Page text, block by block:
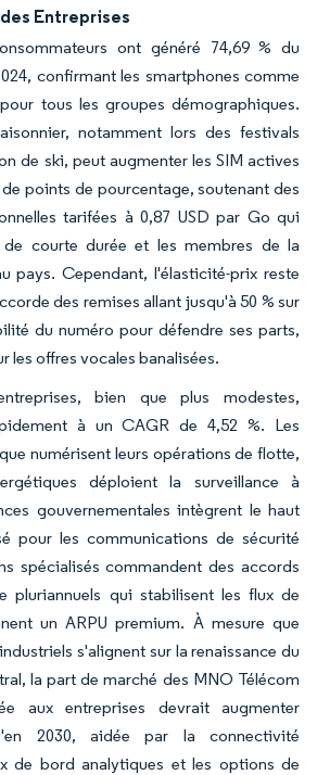
Entreprises
ont généré 74,69 % du
confirmant les smartphones comme
tous les groupes démographiques.
notamment lors des festivals
de ski, peut augmenter les SIM actives
points de pourcentage, soutenant des
tarifées à 0,87 USD par Go qui
courte durée et les membres de la
pays. Cependant, l'élasticité-prix reste
des remises allant jusqu'à 50 % sur
du numéro pour défendre ses parts,
les offres vocales banalisées.
bien que plus modestes,
à un CAGR de 4,52 %. Les
numérisent leurs opérations de flotte,
déploient la surveillance à
gouvernementales intègrent le haut
pour les communications de sécurité
spécialisés commandent des accords
pluriannuels qui stabilisent les flux de
un ARPU premium. À mesure que
s'alignent sur la renaissance du
la part de marché des MNO Télécom
aux entreprises devrait augmenter
2030, aidée par la connectivité
de bord analytiques et les options de